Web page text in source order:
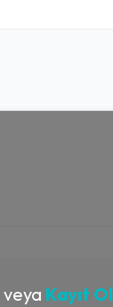
veya Kayıt Ol